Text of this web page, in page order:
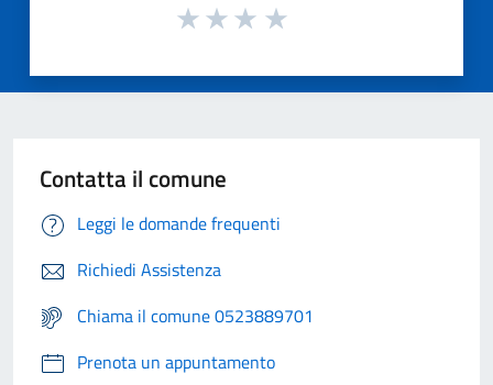
Contatta il comune
Leggi le domande frequenti
Richiedi Assistenza
Chiama il comune 0523889701
Prenota un appuntamento